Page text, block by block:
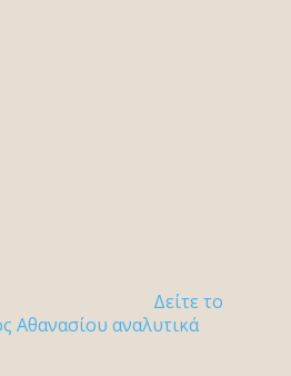
Δείτε το
Αθανασίου αναλυτικά